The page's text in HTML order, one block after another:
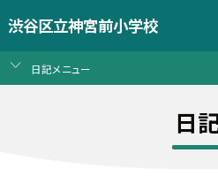
渋谷区立神宮前小学校
日記メニュー
日